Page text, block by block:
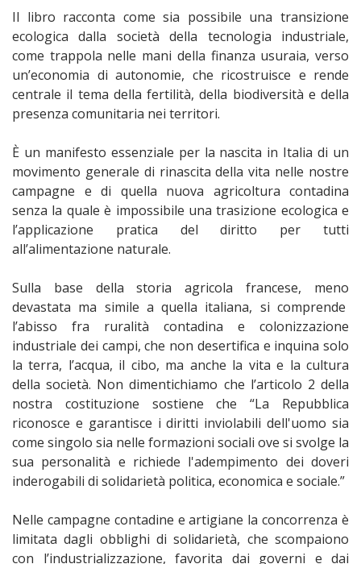
Il libro racconta come sia possibile una transizione
ecologica dalla società della tecnologia industriale,
come trappola nelle mani della finanza usuraia, verso
un’economia di autonomie, che ricostruisce e rende
centrale il tema della fertilità, della biodiversità e della
presenza comunitaria nei territori.
È un manifesto essenziale per la nascita in Italia di un
movimento generale di rinascita della vita nelle nostre
campagne e di quella nuova agricoltura contadina
senza la quale è impossibile una trasizione ecologica e
l’applicazione pratica del diritto per tutti
all’alimentazione naturale.
Sulla base della storia agricola francese, meno
devastata ma simile a quella italiana, si comprende
l’abisso fra ruralità contadina e colonizzazione
industriale dei campi, che non desertifica e inquina solo
la terra, l’acqua, il cibo, ma anche la vita e la cultura
della società. Non dimentichiamo che l’articolo 2 della
nostra costituzione sostiene che “La Repubblica
riconosce e garantisce i diritti inviolabili dell'uomo sia
come singolo sia nelle formazioni sociali ove si svolge la
sua personalità e richiede l'adempimento dei doveri
inderogabili di solidarietà politica, economica e sociale.”
Nelle campagne contadine e artigiane la concorrenza è
limitata dagli obblighi di solidarietà, che scompaiono
con l’industrializzazione, favorita dai governi e dai